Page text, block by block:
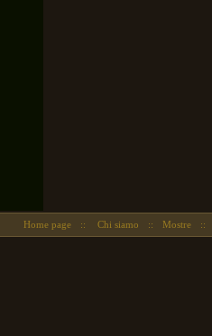
Home page :: Chi siamo :: Mostre ::